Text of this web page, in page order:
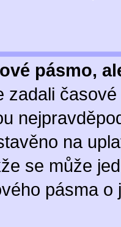
pásmo,
zadali
na
se může
pásma